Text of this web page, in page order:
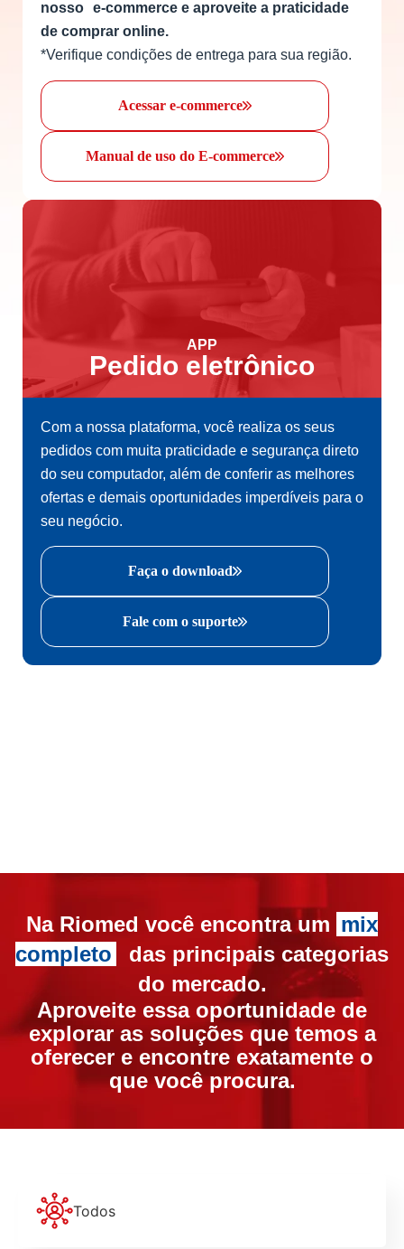
nosso e-commerce e aproveite a praticidade
de comprar online.
*Verifique condições de entrega para sua região.
Acessar e-commerce
Manual de uso do E-commerce
APP
Pedido eletrônico
Com a nossa plataforma, você realiza os seus
pedidos com muita praticidade e segurança direto
do seu computador, além de conferir as melhores
ofertas e demais oportunidades imperdíveis para o
seu negócio.
Faça o download
Fale com o suporte
Na Riomed você encontra um mix
completo
das principais categorias
do mercado.
Aproveite essa oportunidade de
explorar as soluções que temos a
oferecer e encontre exatamente o
que você procura.
Todos